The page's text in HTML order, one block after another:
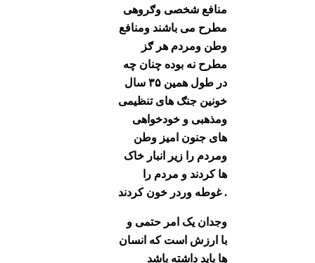
منافع شخصی وګروهی
مطرح می باشند ومنافع
وطن ومردم هر ګز
مطرح نه بوده چنان چه
در طول همین ۳۵ سال
خونین جنګ های تنظیمی
ومذهبی و خودخواهی
های جنون امیز وطن
ومردم را زیر انبار خاک
ها کردند و مردم را
غوطه وردر خون کردند .
وجدان یک امر حتمی و
با ارزش است که انسان
ها باید داشته باشد